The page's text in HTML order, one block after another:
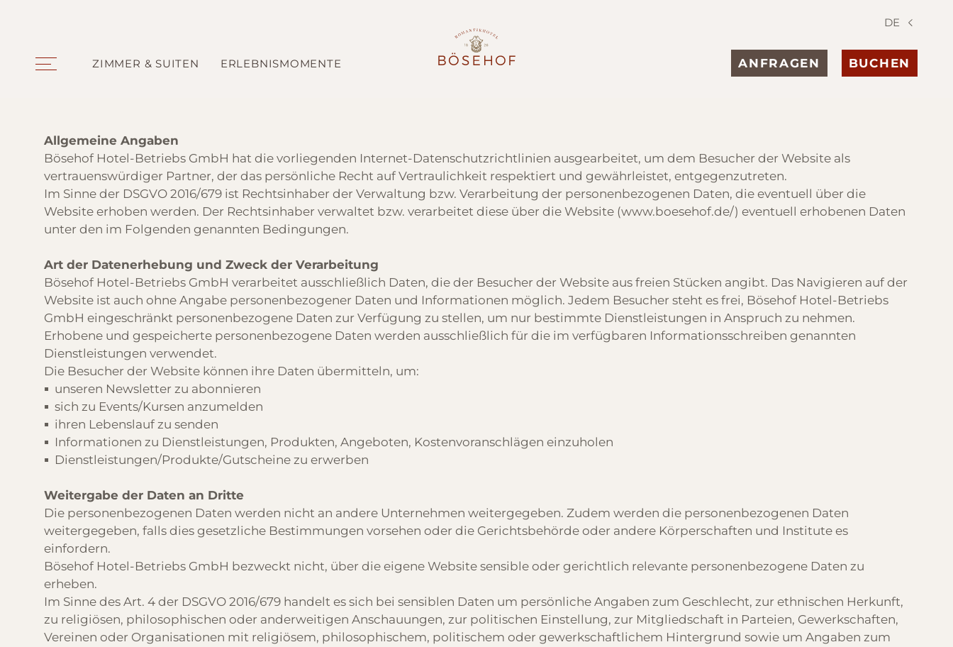
DE
ZIMMER & SUITEN ERLEBNISMOMENTE ANFRAGEN BUCHEN
Allgemeine Angaben
Bösehof Hotel-Betriebs GmbH hat die vorliegenden Internet-Datenschutzrichtlinien ausgearbeitet, um dem Besucher der Website als
vertrauenswürdiger Partner, der das persönliche Recht auf Vertraulichkeit respektiert und gewährleistet, entgegenzutreten.
Im Sinne der DSGVO 2016/679 ist Rechtsinhaber der Verwaltung bzw. Verarbeitung der personenbezogenen Daten, die eventuell über die
Website erhoben werden. Der Rechtsinhaber verwaltet bzw. verarbeitet diese über die Website (www.boesehof.de/) eventuell erhobenen Daten
unter den im Folgenden genannten Bedingungen.
Art der Datenerhebung und Zweck der Verarbeitung
Bösehof Hotel-Betriebs GmbH verarbeitet ausschließlich Daten, die der Besucher der Website aus freien Stücken angibt. Das Navigieren auf der
Website ist auch ohne Angabe personenbezogener Daten und Informationen möglich. Jedem Besucher steht es frei, Bösehof Hotel-Betriebs
GmbH eingeschränkt personenbezogene Daten zur Verfügung zu stellen, um nur bestimmte Dienstleistungen in Anspruch zu nehmen.
Erhobene und gespeicherte personenbezogene Daten werden ausschließlich für die im verfügbaren Informationsschreiben genannten
Dienstleistungen verwendet.
Die Besucher der Website können ihre Daten übermitteln, um:
unseren Newsletter zu abonnieren
sich zu Events/Kursen anzumelden
ihren Lebenslauf zu senden
Informationen zu Dienstleistungen, Produkten, Angeboten, Kostenvoranschlägen einzuholen
Dienstleistungen/Produkte/Gutscheine zu erwerben
Weitergabe der Daten an Dritte
Die personenbezogenen Daten werden nicht an andere Unternehmen weitergegeben. Zudem werden die personenbezogenen Daten
weitergegeben, falls dies gesetzliche Bestimmungen vorsehen oder die Gerichtsbehörde oder andere Körperschaften und Institute es
einfordern.
Bösehof Hotel-Betriebs GmbH bezweckt nicht, über die eigene Website sensible oder gerichtlich relevante personenbezogene Daten zu
erheben.
Im Sinne des Art. 4 der DSGVO 2016/679 handelt es sich bei sensiblen Daten um persönliche Angaben zum Geschlecht, zur ethnischen Herkunft,
zu religiösen, philosophischen oder anderweitigen Anschauungen, zur politischen Einstellung, zur Mitgliedschaft in Parteien, Gewerkschaften,
Vereinen oder Organisationen mit religiösem, philosophischem, politischem oder gewerkschaftlichem Hintergrund sowie um Angaben zum